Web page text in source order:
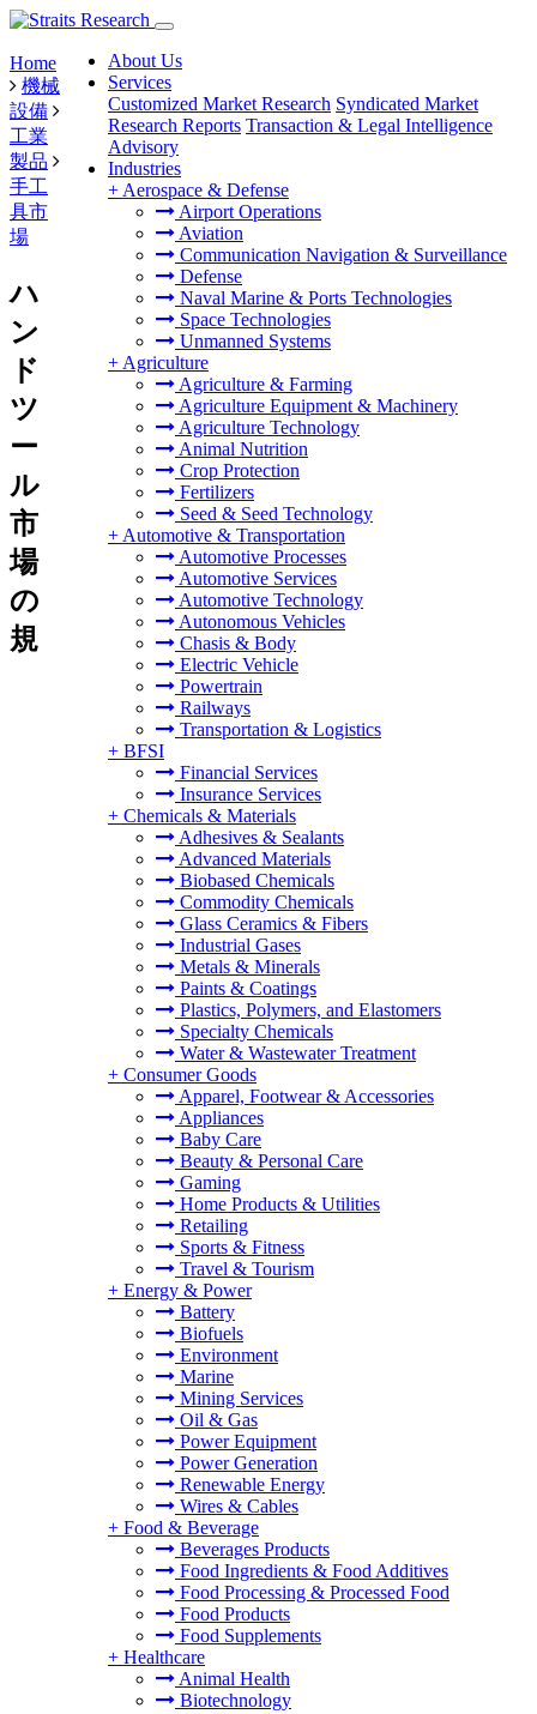
About Us
Services
Customized Market Research Syndicated Market
Research Reports Transaction & Legal Intelligence
Advisory
Industries
+ Aerospace & Defense
Airport Operations
Aviation
Communication Navigation & Surveillance
Defense
Naval Marine & Ports Technologies
Space Technologies
Unmanned Systems
+ Agriculture
Agriculture & Farming
Agriculture Equipment & Machinery
Agriculture Technology
Animal Nutrition
Crop Protection
Fertilizers
Seed & Seed Technology
+ Automotive & Transportation
Automotive Processes
Automotive Services
Automotive Technology
Autonomous Vehicles
Chasis & Body
Electric Vehicle
Powertrain
Railways
Transportation & Logistics
+ BFSI
Financial Services
Insurance Services
+ Chemicals & Materials
Adhesives & Sealants
Advanced Materials
Biobased Chemicals
Commodity Chemicals
Glass Ceramics & Fibers
Industrial Gases
Metals & Minerals
Paints & Coatings
Plastics, Polymers, and Elastomers
Specialty Chemicals
Water & Wastewater Treatment
+ Consumer Goods
Apparel, Footwear & Accessories
Appliances
Baby Care
Beauty & Personal Care
Gaming
Home Products & Utilities
Retailing
Sports & Fitness
Travel & Tourism
+ Energy & Power
Battery
Biofuels
Environment
Marine
Mining Services
Oil & Gas
Power Equipment
Power Generation
Renewable Energy
Wires & Cables
+ Food & Beverage
Beverages Products
Food Ingredients & Food Additives
Food Processing & Processed Food
Food Products
Food Supplements
+ Healthcare
Animal Health
Biotechnology
Home
機械
設備
工業
製品
手工
具市
場
ハ
ン
ド
ツ
ー
ル
市
場
の
規